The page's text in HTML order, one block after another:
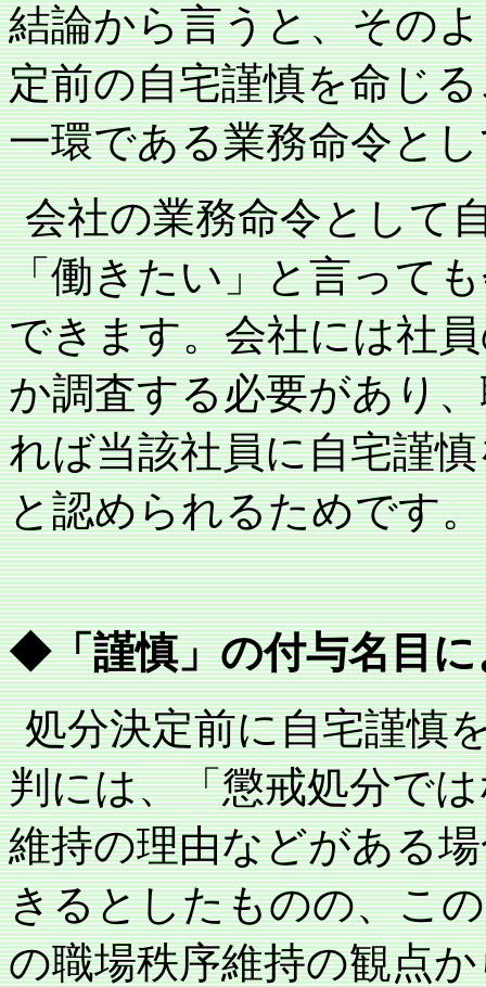
結論から言うと、その
定前の自宅謹慎を命じ
一環である業務命令と
会社の業務命令として
「働きたい」と言って
できます。会社には社
か調査する必要があり
れば当該社員に自宅謹
と認められるためです。
◆「謹慎」の付与名目
処分決定前に自宅謹慎
判には、「懲戒処分で
維持の理由などがある
きるとしたものの、こ
の職場秩序維持の観点